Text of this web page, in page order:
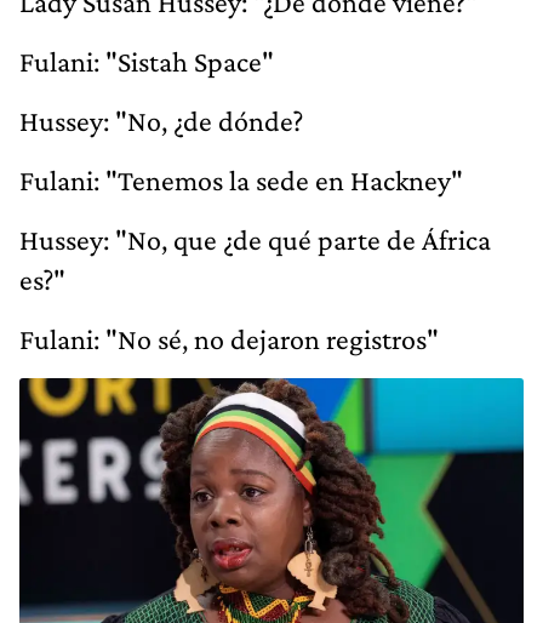
Fulani: "Sistah Space"
Hussey: "No, ¿de dónde?
Fulani: "Tenemos la sede en Hackney"
Hussey: "No, que ¿de qué parte de África
es?"
Fulani: "No sé, no dejaron registros"